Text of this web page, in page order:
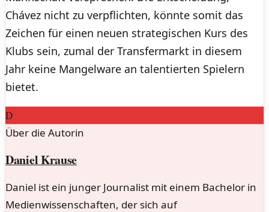
Chávez nicht zu verpflichten, könnte somit das
Zeichen für einen neuen strategischen Kurs des
Klubs sein, zumal der Transfermarkt in diesem
Jahr keine Mangelware an talentierten Spielern
bietet.
D
Über die Autorin
Daniel Krause
Daniel ist ein junger Journalist mit einem Bachelor in
Medienwissenschaften, der sich auf